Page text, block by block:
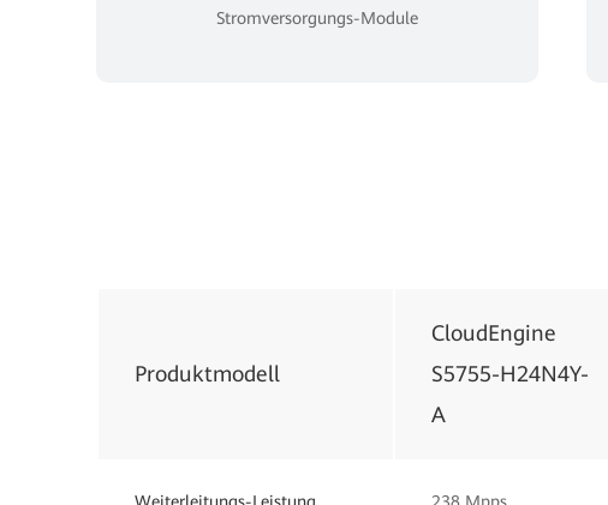
Stromversorgungs-Module
Produktmodell
CloudEngine
S5755-H24N4Y-
A